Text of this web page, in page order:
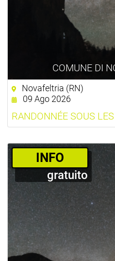
COMUNE DI
Novafeltria (RN)
09 Ago 2026
RANDONNÉE SOUS
­INFO
gratuito